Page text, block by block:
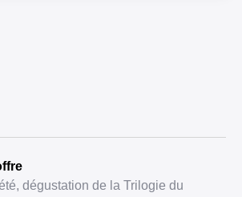
dégustation de la Trilogie du